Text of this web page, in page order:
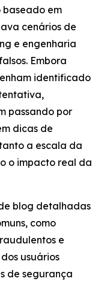
baseado em
cenários de
e engenharia
Embora
identificado
passando por
dicas de
a escala da
o impacto real da
blog detalhadas
como
e
usuários
de segurança